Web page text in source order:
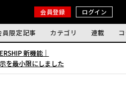
会員登録 ログイン
員限定記事 カテゴリ 連載
新機能｜
を最小限にしました